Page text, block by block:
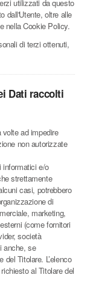
utilizzati da questo
dall'Utente, oltre alle
nella Cookie Policy.
di terzi ottenuti,
Dati raccolti
ad impedire
non autorizzate
informatici e/o
strettamente
casi, potrebbero
di
marketing,
(come fornitori
società
anche, se
Titolare. L’elenco
al Titolare del